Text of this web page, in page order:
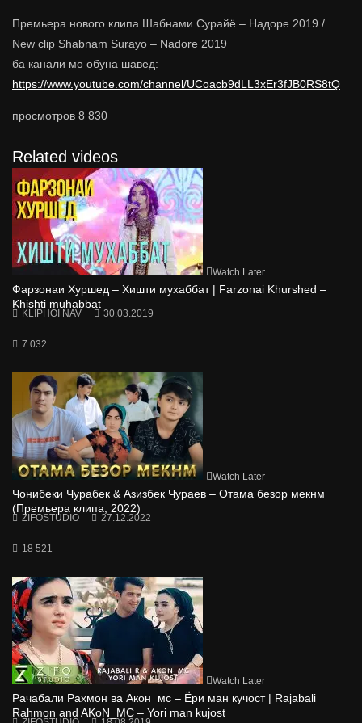
Премьера нового клипа Шабнами Сурайё – Надоре 2019 /
New clip Shabnam Surayo – Nadore 2019
ба канали мо обуна шавед:
https://www.youtube.com/channel/UCoacb9dLL3xEr3fJB0RS8tQ
просмотров 8 830
Related videos
Watch Later
Фарзонаи Хуршед – Хишти мухаббат | Farzonai Khurshed –
Khishti muhabbat
KLIPHOI NAV 30.03.2019
7 032
Watch Later
Чонибеки Чурабек & Азизбек Чураев – Отама безор мекнм
(Премьера клипа, 2022)
ZIFOSTUDIO 27.12.2022
18 521
Watch Later
Рачабали Рахмон ва Акон_мс – Ёри ман кучост | Rajabali
Rahmon and AKoN_MC – Yori man kujost